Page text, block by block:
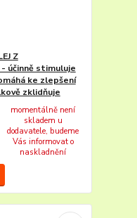
Z
- účinně stimuluje
ke zlepšení
zklidňuje
momentálně není
skladem u
dodavatele, budeme
Vás informovat o
naskladnění